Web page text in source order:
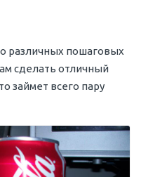
различных пошаговых
сделать отличный
займет всего пару